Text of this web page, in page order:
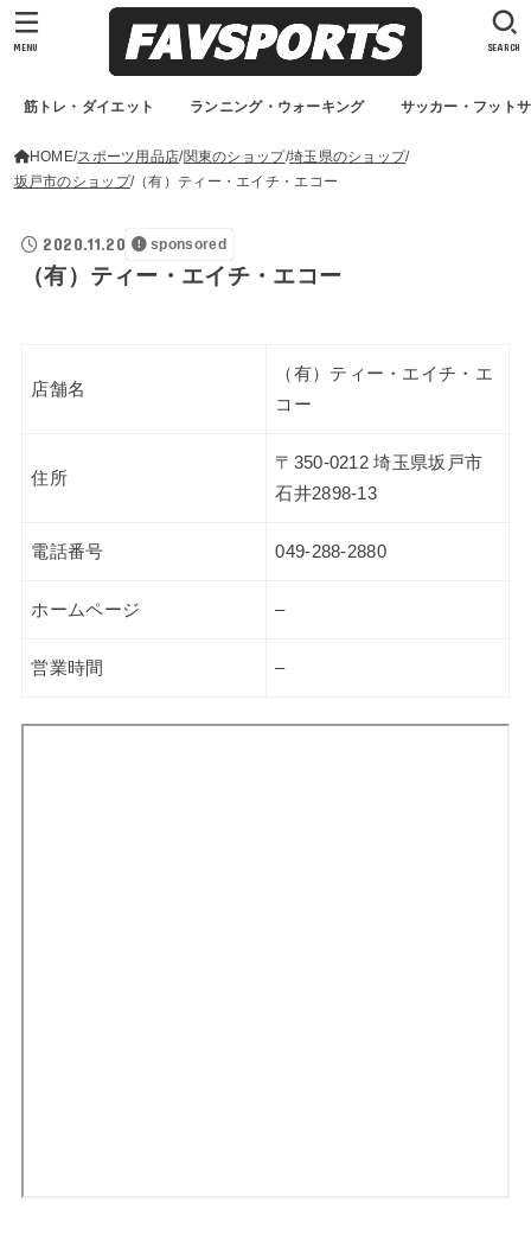
筋トレ・ダイエット ランニング・ウォーキング サッカー・フット
SEARCH
MENU
HOME スポーツ用品店 関東のショップ 埼玉県のショップ
坂戸市のショップ （有）ティー・エイチ・エコー
2020.11.20 sponsored
（有）ティー・エイチ・エコー
店舗名
（有）ティー・エイチ・エ
コー
住所
〒350-0212 埼玉県坂戸市
石井2898-13
電話番号 049-288-2880
ホームページ –
営業時間 –